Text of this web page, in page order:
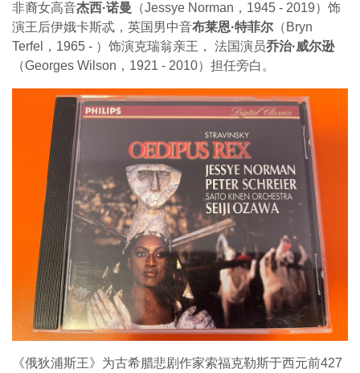
非裔女高音杰西·诺曼 （Jessye Norman，1945 - 2019）饰
演王后伊娥卡斯忒，英国男中音布莱恩·特菲尔 （Bryn
Terfel，1965 - ）饰演克瑞翁亲王， 法国演员乔治·威尔逊
（Georges Wilson，1921 - 2010）担任旁白。
《俄狄浦斯王》为古希腊悲剧作家索福克勒斯于西元前427